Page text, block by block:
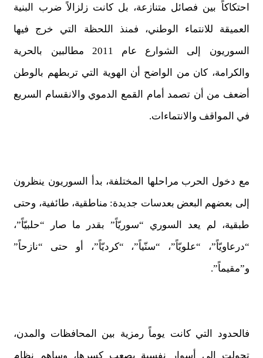
احتكاكاً بين فصائل متنازعة، بل كانت زلزالاً ضرب البنية
العميقة للانتماء الوطني، فمنذ اللحظة التي خرج فيها
السوريون إلى الشوارع عام 2011 مطالبين بالحرية
والكرامة، كان من الواضح أن الهوية التي تربطهم بالوطن
أضعف من أن تصمد أمام القمع الدموي والانقسام السريع
في المواقف والانتماءات.
مع دخول الحرب مراحلها المختلفة، بدأ السوريون ينظرون
إلى بعضهم البعض بعدسات جديدة: مناطقية، طائفية، وحتى
طبقية، لم يعد السوري “سوريّاً” بقدر ما صار “حلبيّاً”،
“درعاويّاً”، “علويّاً”، “سنّياً”، “كرديّاً”، أو حتى “نازحاً”
و”مقيماً”.
فالحدود التي كانت يوماً رمزية بين المحافظات والمدن،
تحولت إلى أسوار نفسية يصعب كسرها، وساهم نظام